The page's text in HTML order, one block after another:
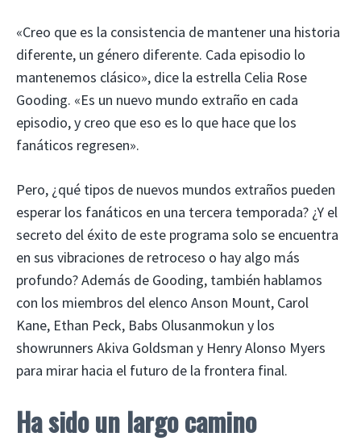
«Creo que es la consistencia de mantener una historia
diferente, un género diferente. Cada episodio lo
mantenemos clásico», dice la estrella Celia Rose
Gooding. «Es un nuevo mundo extraño en cada
episodio, y creo que eso es lo que hace que los
fanáticos regresen».
Pero, ¿qué tipos de nuevos mundos extraños pueden
esperar los fanáticos en una tercera temporada? ¿Y el
secreto del éxito de este programa solo se encuentra
en sus vibraciones de retroceso o hay algo más
profundo? Además de Gooding, también hablamos
con los miembros del elenco Anson Mount, Carol
Kane, Ethan Peck, Babs Olusanmokun y los
showrunners Akiva Goldsman y Henry Alonso Myers
para mirar hacia el futuro de la frontera final.
Ha sido un largo camino